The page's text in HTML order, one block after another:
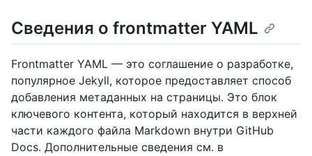
Сведения о frontmatter YAML
Frontmatter YAML — это соглашение о разработке,
популярное Jekyll, которое предоставляет способ
добавления метаданных на страницы. Это блок
ключевого контента, который находится в верхней
части каждого файла Markdown внутри GitHub
Docs. Дополнительные сведения см. в